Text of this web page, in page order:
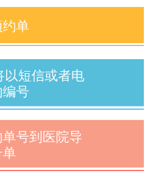
单
短信或者电
号
号到医院导